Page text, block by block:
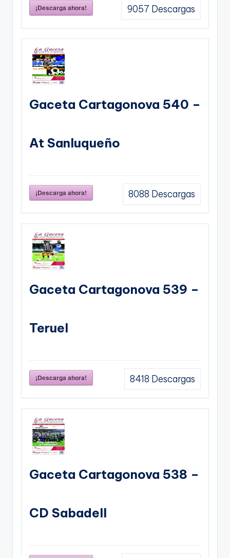
¡Descarga ahora! 9057 Descargas
Gaceta Cartagonova 540 –
At Sanluqueño
¡Descarga ahora! 8088 Descargas
Gaceta Cartagonova 539 –
Teruel
¡Descarga ahora! 8418 Descargas
Gaceta Cartagonova 538 –
CD Sabadell